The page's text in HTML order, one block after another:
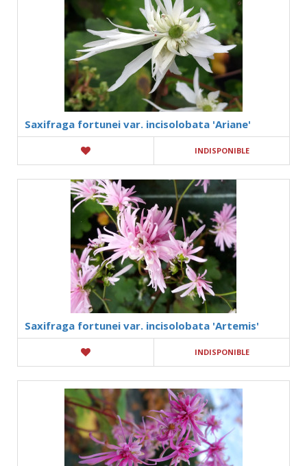
Saxifraga fortunei var. incisolobata 'Ariane'
INDISPONIBLE
Saxifraga fortunei var. incisolobata 'Artemis'
INDISPONIBLE